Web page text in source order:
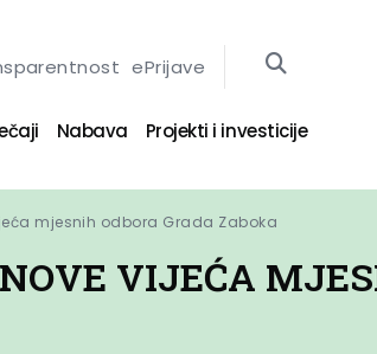
ePrijave
Nabava Projekti i investicije
mjesnih odbora Grada Zaboka
VIJEĆA